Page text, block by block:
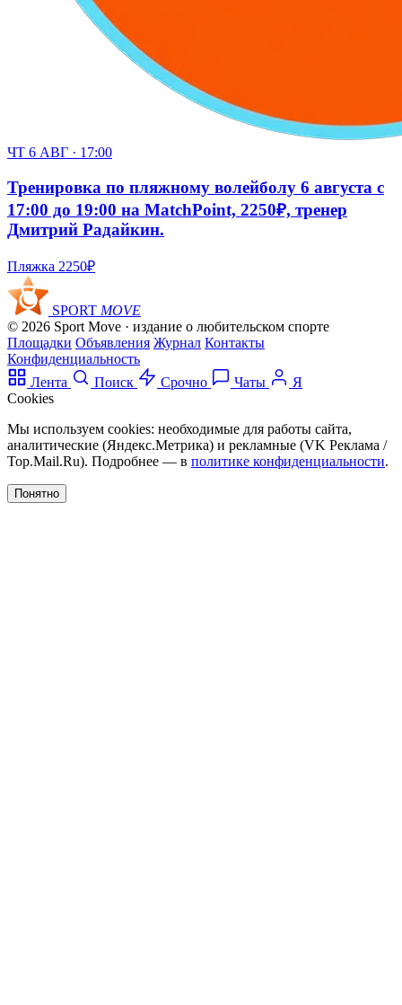
ЧТ 6 АВГ · 17:00
Тренировка по пляжному волейболу 6 августа с
17:00 до 19:00 на MatchPoint, 2250₽, тренер
Дмитрий Радайкин.
Пляжка 2250₽
SPORT MOVE
© 2026 Sport Move · издание о любительском спорте
Площадки Объявления Журнал Контакты
Конфиденциальность
Лента
Поиск Срочно Чаты
Я
Cookies
Мы используем cookies: необходимые для работы сайта,
аналитические (Яндекс.Метрика) и рекламные (VK Реклама /
Top.Mail.Ru). Подробнее — в политике конфиденциальности.
Понятно